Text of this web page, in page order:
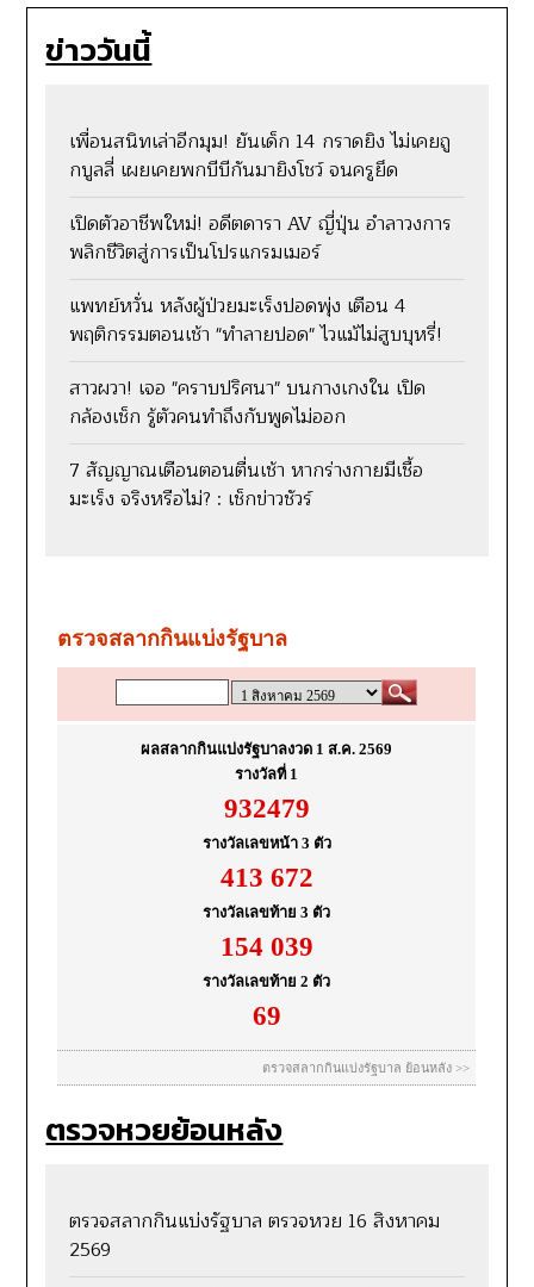
ข่าววันนี้
เพื่อนสนิทเล่าอีกมุม! ยันเด็ก 14 กราดยิง ไม่เคยถู
กบูลลี่ เผยเคยพกบีบีกันมายิงโชว์ จนครูยึด
เปิดตัวอาชีพใหม่! อดีตดารา AV ญี่ปุ่น อำลาวงการ
พลิกชีวิตสู่การเป็นโปรแกรมเมอร์
แพทย์หวั่น หลังผู้ป่วยมะเร็งปอดพุ่ง เตือน 4
พฤติกรรมตอนเช้า "ทำลายปอด" ไวแม้ไม่สูบบุหรี่!
สาวผวา! เจอ "คราบปริศนา" บนกางเกงใน เปิด
กล้องเช็ก รู้ตัวคนทำถึงกับพูดไม่ออก
7 สัญญาณเตือนตอนตื่นเช้า หากร่างกายมีเชื้อ
มะเร็ง จริงหรือไม่? : เช็กข่าวชัวร์
ตรวจหวยย้อนหลัง
ตรวจสลากกินแบ่งรัฐบาล ตรวจหวย 16 สิงหาคม
2569